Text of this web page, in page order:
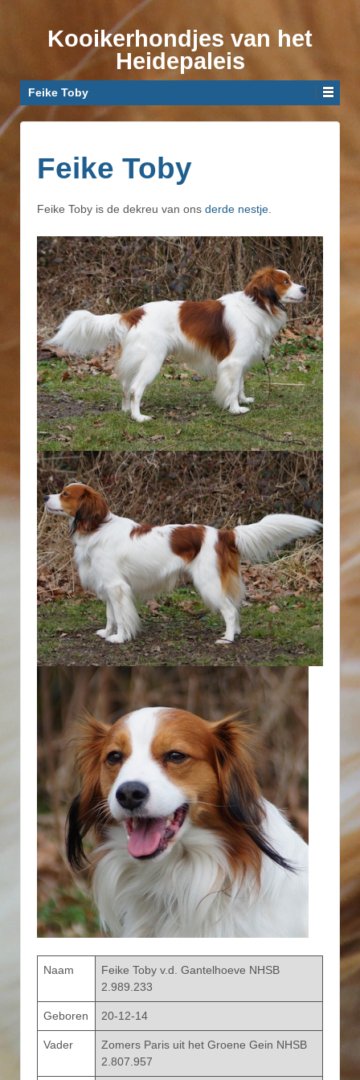
Kooikerhondjes van het
Heidepaleis
Feike Toby
Feike Toby
Feike Toby is de dekreu van ons derde nestje.
Naam
Feike Toby v.d. Gantelhoeve NHSB
2.989.233
Geboren 20-12-14
Vader
Zomers Paris uit het Groene Gein NHSB
2.807.957